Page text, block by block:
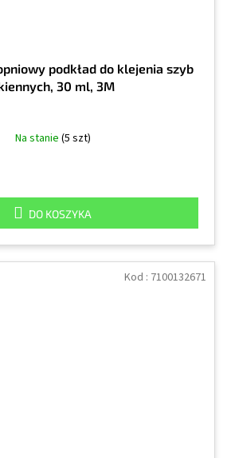
podkład do klejenia szyb
30 ml, 3M
Na stanie (5 szt)
DO KOSZYKA
Kod : 7100132671